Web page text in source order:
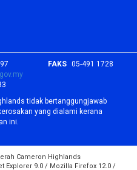
FAKS
05-491 1728
tidak bertanggungjawab
yang dialami kerana
ini.
Cameron Highlands
Explorer 9.0 / Mozilla Firefox 12.0 /